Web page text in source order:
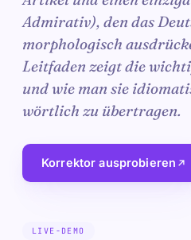
Admirativ), den das
morphologisch
Leitfaden zeigt die
und wie man sie
wörtlich zu übertragen.
Korrektor ausprobieren
LIVE-DEMO